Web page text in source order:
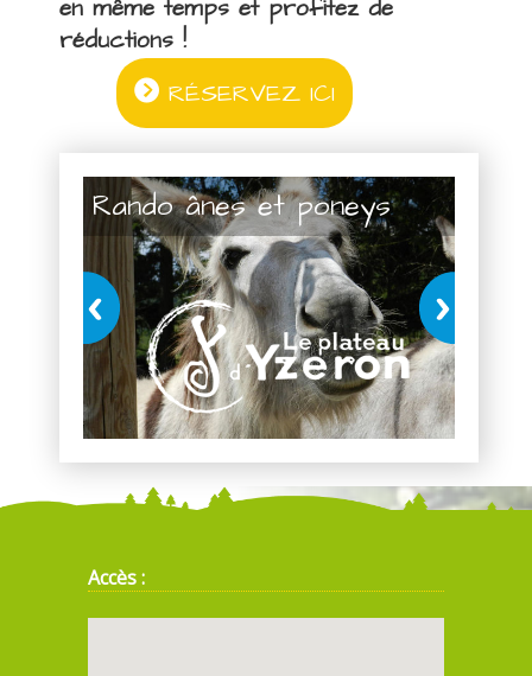
en même temps et profitez de
réductions !
RÉSERVEZ ICI
Rando ânes et poneys
Accès :